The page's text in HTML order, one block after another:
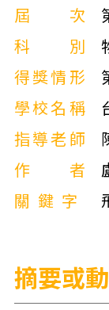
屆次
科別
得獎情形
學校名稱
指導老師
作者
關鍵字
摘要或